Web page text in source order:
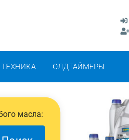
ОЛДТАЙМЕРЫ
масла: